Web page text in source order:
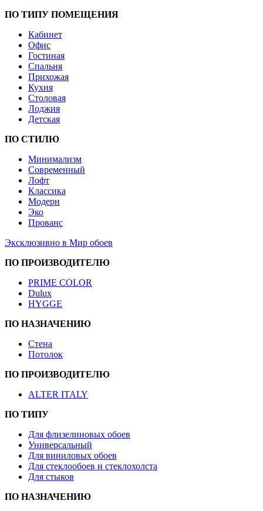
ПО ТИПУ ПОМЕЩЕНИЯ
Кабинет
Офис
Гостиная
Спальня
Прихожая
Кухня
Столовая
Лоджия
Детская
ПО СТИЛЮ
Минимализм
Современный
Лофт
Классика
Модерн
Эко
Прованс
Эксклюзивно в Мир обоев
ПО ПРОИЗВОДИТЕЛЮ
PRIME COLOR
Dulux
HYGGE
ПО НАЗНАЧЕНИЮ
Стена
Потолок
ПО ПРОИЗВОДИТЕЛЮ
ALTER ITALY
ПО ТИПУ
Для флизелиновых обоев
Универсальный
Для виниловых обоев
Для стеклообоев и стеклохолста
Для стыков
ПО НАЗНАЧЕНИЮ